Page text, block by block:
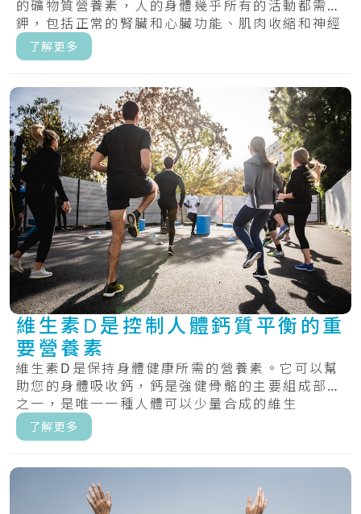
的礦物質營養素，人的身體幾乎所有的活動都需要
鉀，包括正常的腎臟和心臟功能、肌肉收縮和神經
傳遞...
了解更多
維生素D是控制人體鈣質平衡的重
要營養素
維生素D是保持身體健康所需的營養素。它可以幫
助您的身體吸收鈣，鈣是強健骨骼的主要組成部分
之一，是唯一一種人體可以少量合成的維生
素。.....
了解更多